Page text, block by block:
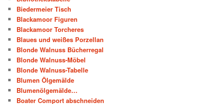
Biedermeier Tisch
Blackamoor Figuren
Blackamoor Torcheres
Blaues und weißes Porzellan
Blonde Walnuss Bücherregal
Blonde Walnuss-Möbel
Blonde Walnuss-Tabelle
Blumen Ölgemälde
Blumenölgemälde…
Boater Comport abschneiden